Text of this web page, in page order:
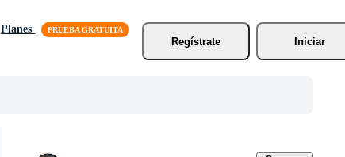
Planes
Regístrate
Iniciar